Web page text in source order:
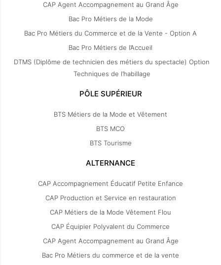
CAP Agent Accompagnement au Grand Âge
Bac Pro Métiers de la Mode
Bac Pro Métiers du Commerce et de la Vente - Option A
Bac Pro Métiers de l’Accueil
DTMS (Diplôme de technicien des métiers du spectacle) Option
Techniques de l’habillage
PÔLE SUPÉRIEUR
BTS Métiers de la Mode et Vêtement
BTS MCO
BTS Tourisme
ALTERNANCE
CAP Accompagnement Éducatif Petite Enfance
CAP Production et Service en restauration
CAP Métiers de la Mode Vêtement Flou
CAP Équipier Polyvalent du Commerce
CAP Agent Accompagnement au Grand Âge
Bac Pro Métiers du commerce et de la vente